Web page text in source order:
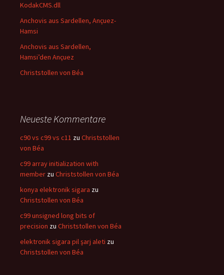
KodakCMS.dll
Anchovis aus Sardellen, Ançuez-
Hamsi
Anchovis aus Sardellen,
Hamsi’den Ançuez
Christstollen von Béa
Neueste Kommentare
c90 vs c99 vs c11 zu Christstollen
von Béa
c99 array initialization with
member zu Christstollen von Béa
konya elektronik sigara zu
Christstollen von Béa
c99 unsigned long bits of
precision zu Christstollen von Béa
elektronik sigara pil şarj aleti zu
Christstollen von Béa